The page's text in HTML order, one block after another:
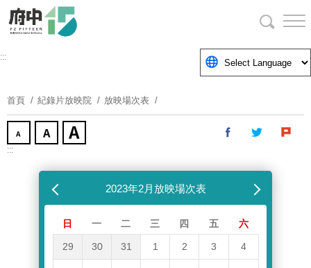
要
塊
:::
首頁 紀錄片放映院 放映場次表
:::
2023年2月放映場次表下個月
日 一 二 三 四 五 六
29 30 31 1 2 3 4